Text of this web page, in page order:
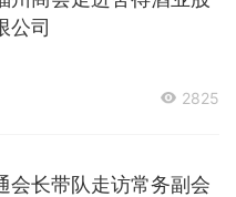
公司
2825
会长带队走访常务副会